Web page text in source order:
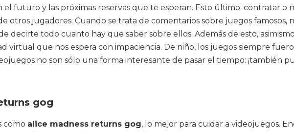
el futuro y las próximas reservas que te esperan. Esto último: contratar o
otros jugadores. Cuando se trata de comentarios sobre juegos
todo cuanto hay que saber sobre ellos. Además de esto,
virtual que nos espera con impaciencia. De niño, los juegos siempre
no son sólo una forma interesante de pasar el tiempo: ¡también
gog
como alice madness returns gog, lo mejor para cuidar a videojuegos.